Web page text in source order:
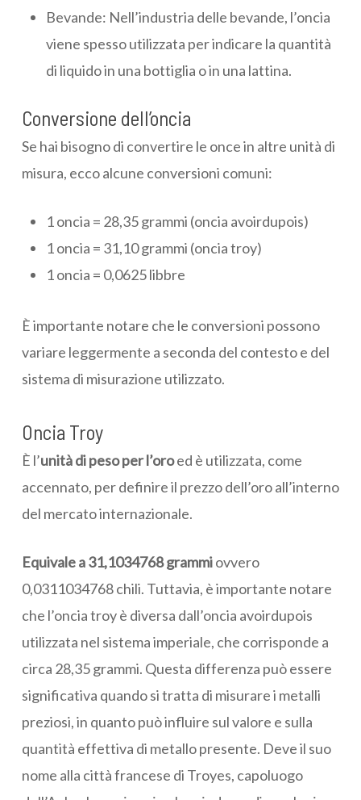
Bevande: Nell’industria delle bevande, l’oncia
viene spesso utilizzata per indicare la quantità
di liquido in una bottiglia o in una lattina.
Conversione dell’oncia
Se hai bisogno di convertire le once in altre unità di
misura, ecco alcune conversioni comuni:
1 oncia = 28,35 grammi (oncia avoirdupois)
1 oncia = 31,10 grammi (oncia troy)
1 oncia = 0,0625 libbre
È importante notare che le conversioni possono
variare leggermente a seconda del contesto e del
sistema di misurazione utilizzato.
Oncia Troy
È l’unità di peso per l’oroed è utilizzata, come
accennato, per definire il prezzo dell’oro all’interno
del mercato internazionale.
Equivale a 31,1034768 grammiovvero
0,0311034768 chili. Tuttavia, è importante notare
che l’oncia troy è diversa dall’oncia avoirdupois
utilizzata nel sistema imperiale, che corrisponde a
circa 28,35 grammi. Questa differenza può essere
significativa quando si tratta di misurare i metalli
preziosi, in quanto può influire sul valore e sulla
quantità effettiva di metallo presente. Deve il suo
nome alla città francese di Troyes, capoluogo